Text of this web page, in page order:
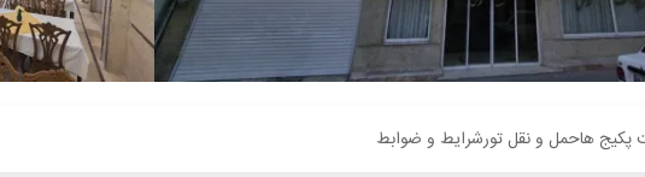
پکیج هاحمل و نقل تورشرایط و ضوابط